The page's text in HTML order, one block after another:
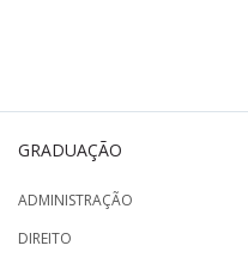
GRADUAÇÃO
ADMINISTRAÇÃO
DIREITO